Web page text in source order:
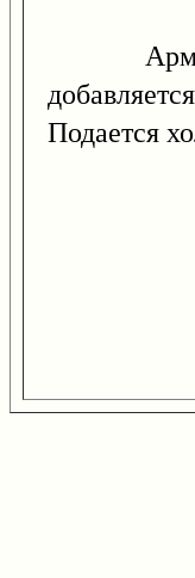
Подается